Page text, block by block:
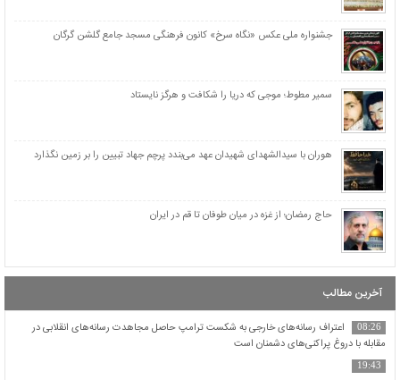
«قيس بن مسهر صيداوي» سفیر نامه امام حسین علیه‌السلام از «حاجز» به «کوفه»/ گریه امام
بعد از شنیدن خبر شهادت «قیس»
«نعیم بن عجلان انصاری خزرجی» از شهدای نخستین حمله سپاه دشمن در کربلا
مهری ماندگار و گرانبها که جوهر آن، خون «رئیسی عزیز» بود
جشنواره ملی عکس «نگاه سرخ» کانون فرهنگی مسجد جامع گلشن گرگان
سمیر مطوط؛ موجی که دریا را شکافت و هرگز نایستاد
هوران با سیدالشهدای شهیدان عهد می‌بندد پرچم جهاد تبیین را بر زمین نگذارد
حاج رمضان؛ از غزه در میان طوفان تا قم در ایران
آخرین مطالب
08:26
اعتراف رسانه‌های خارجی به شکست ترامپ حاصل مجاهدت رسانه‌های انقلابی در
مقابله با دروغ پراکنی‌های دشمنان است
19:43